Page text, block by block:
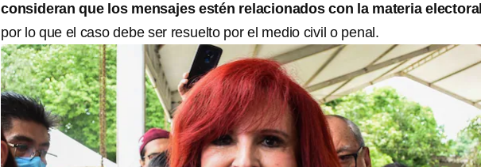
consideran que los mensajes estén relacionados con la materia
por lo que el caso debe ser resuelto por el medio civil o penal.